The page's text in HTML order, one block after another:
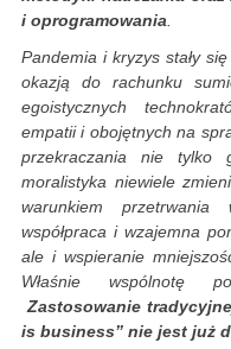
i oprogramowania.
Pandemia i kryzys stały
okazją do rachunku
egoistycznych
empatii i obojętnych na
przekraczania nie
moralistyka niewiele
warunkiem przetrwania
współpraca i wzajemna
ale i wspieranie
Właśnie wspólnotę
Zastosowanie
is business” nie jest już